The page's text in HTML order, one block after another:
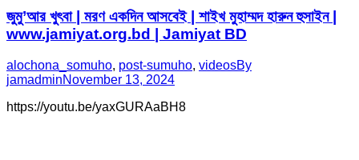
জুমু’আর খুৎবা | মরণ একদিন আসবেই | শাইখ মুহাম্মদ হারুন হুসাইন |
www.jamiyat.org.bd | Jamiyat BD
alochona_somuho, post-sumuho, videosBy
jamadminNovember 13, 2024
https://youtu.be/yaxGURAaBH8